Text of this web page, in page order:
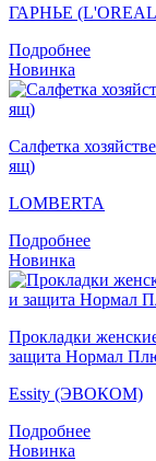
ГАРНЬЕ
Подробнее
Новинка
Салфетка
ящ)
LOMBERTA
Подробнее
Новинка
Прокладки
защита Нормал
Essity (ЭВОКОМ)
Подробнее
Новинка